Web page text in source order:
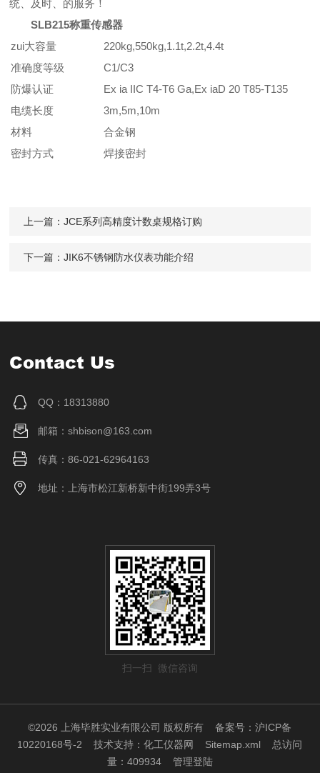
统、及时、的服务！
SLB215称重传感器
zui大容量
220kg,550kg,1.1t,2.2t,4.4t
准确度等级
C1/C3
防爆认证
Ex ia IIC T4-T6 Ga,Ex iaD 20 T85-T135
电缆长度
3m,5m,10m
材料
合金钢
密封方式
焊接密封
上一篇：JCE系列高精度计数桌规格订购
下一篇：JIK6不锈钢防水仪表功能介绍
Contact Us
QQ：18313880
邮箱：shbison@163.com
传真：86-021-62964163
地址：上海市松江新桥新中街199弄3号
扫一扫 微信咨询
©2026 上海毕胜实业有限公司 版权所有备案号：沪ICP备
10220168号-2 技术支持：化工仪器网 Sitemap.xml 总访问
量：409934 管理登陆